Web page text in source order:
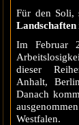
Für den Soli,
Landschaften
Im Februar
dieser
Anhalt,
Danach
Westfalen.